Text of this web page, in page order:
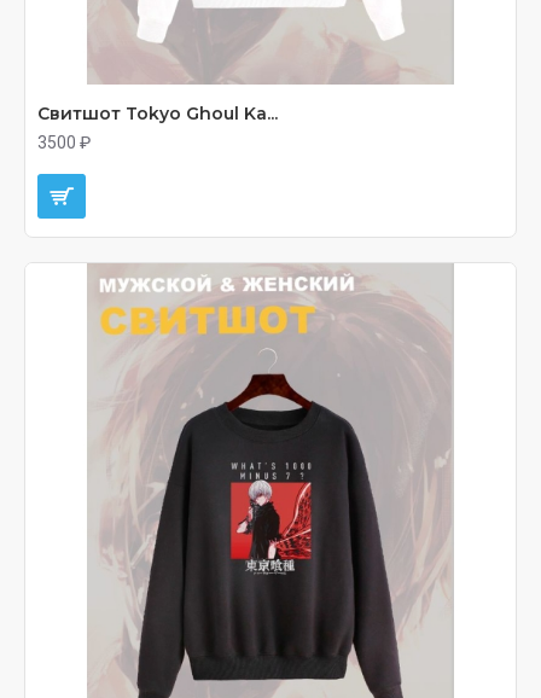
Свитшот Tokyo Ghoul Ka...
3500 ₽